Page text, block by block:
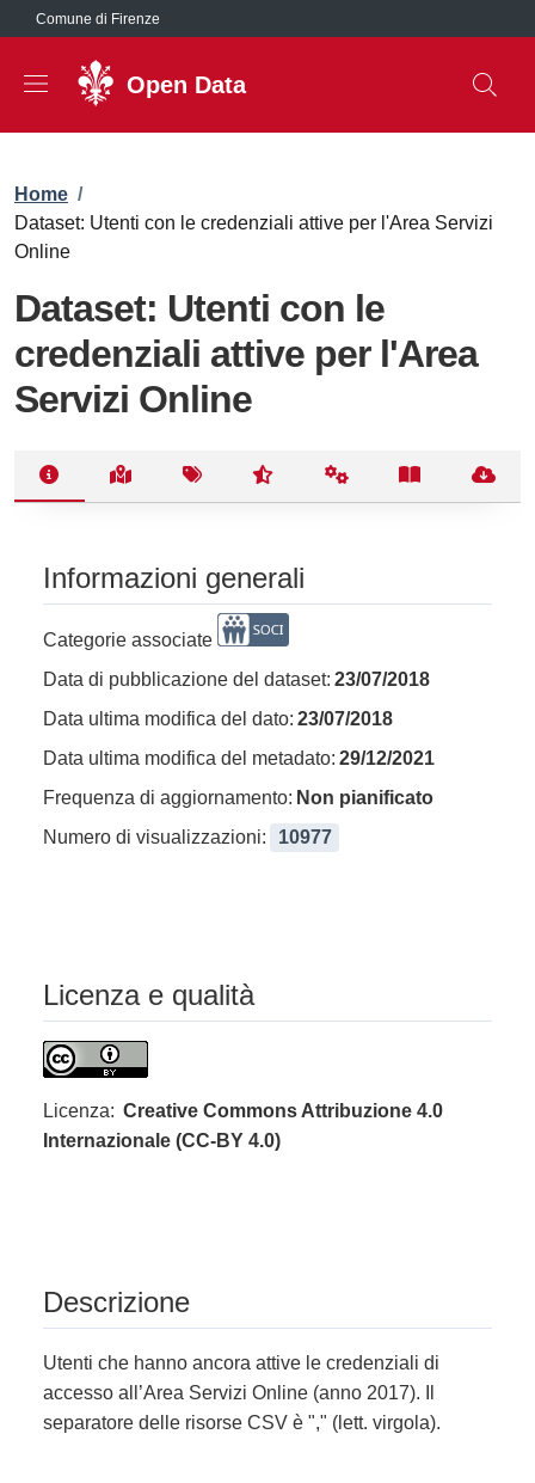
Salta al contenuto principale
Comune di Firenze
Open Data
Briciole di pane
Home /
Dataset: Utenti con le credenziali attive per l'Area Servizi
Online
Dataset: Utenti con le
credenziali attive per l'Area
Servizi Online
Informazioni generali
Categorie associate
Data di pubblicazione del dataset: 23/07/2018
Data ultima modifica del dato: 23/07/2018
Data ultima modifica del metadato: 29/12/2021
Frequenza di aggiornamento: Non pianificato
Numero di visualizzazioni:
10977
Licenza e qualità
Licenza: Creative Commons Attribuzione 4.0
Internazionale (CC-BY 4.0)
Descrizione
Utenti che hanno ancora attive le credenziali di
accesso all’Area Servizi Online (anno 2017). Il
separatore delle risorse CSV è "," (lett. virgola).